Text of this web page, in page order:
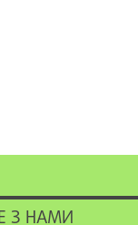
З НАМИ